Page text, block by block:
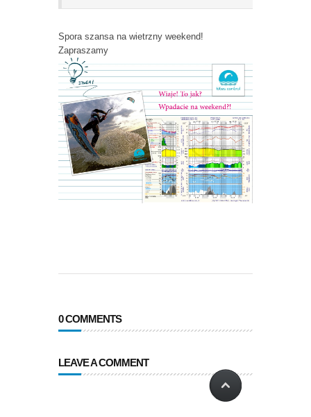
Spora szansa na wietrzny weekend!
Zapraszamy
0 COMMENTS
LEAVE A COMMENT